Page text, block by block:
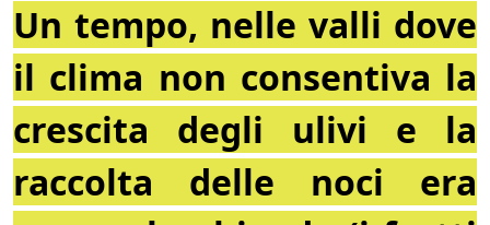
Un tempo, nelle valli dove
il clima non consentiva la
crescita degli ulivi e la
raccolta delle noci era